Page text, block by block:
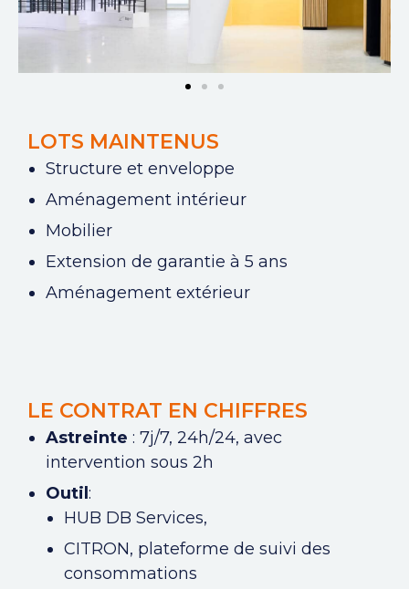
LOTS MAINTENUS​
Structure et enveloppe
Aménagement intérieur
Mobilier
Extension de garantie à 5 ans
Aménagement extérieur
LE CONTRAT EN CHIFFRES
Astreinte : 7j/7, 24h/24, avec
intervention sous 2h
Outil :
HUB DB Services,
CITRON, plateforme de suivi des
consommations